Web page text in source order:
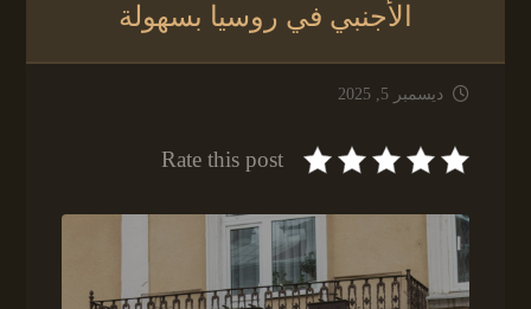
الأجنبي في روسيا بسهولة
ديسمبر 5, 2025
Rate this post